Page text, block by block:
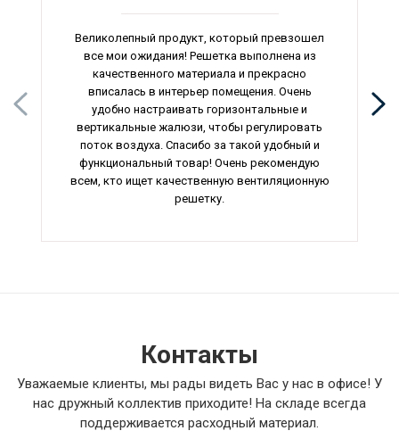
Великолепный продукт, который превзошел
все мои ожидания! Решетка выполнена из
качественного материала и прекрасно
вписалась в интерьер помещения. Очень
удобно настраивать горизонтальные и
вертикальные жалюзи, чтобы регулировать
поток воздуха. Спасибо за такой удобный и
функциональный товар! Очень рекомендую
всем, кто ищет качественную вентиляционную
решетку.
//Недавно купил вентилятор для крыши и не
нарадуюсь! Отличное качество, работает
бесшумно и эффективно. Благодаря этому
вентилятору воздух в помещении стал более
Контакты
Уважаемые клиенты, мы рады видеть Вас у нас в офисе! У
нас дружный коллектив приходите! На складе всегда
поддерживается расходный материал.